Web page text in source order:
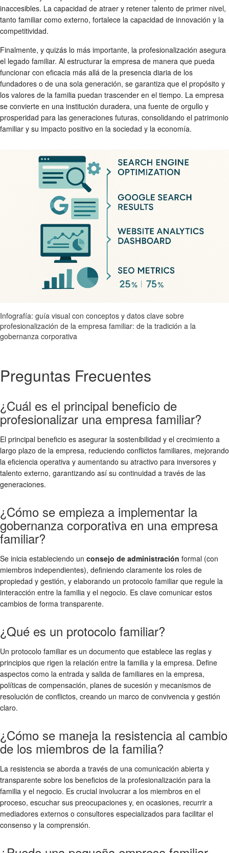
inaccesibles. La capacidad de atraer y retener talento de primer nivel,
tanto familiar como externo, fortalece la capacidad de innovación y la
competitividad.
Finalmente, y quizás lo más importante, la profesionalización asegura
el legado familiar. Al estructurar la empresa de manera que pueda
funcionar con eficacia más allá de la presencia diaria de los
fundadores o de una sola generación, se garantiza que el propósito y
los valores de la familia puedan trascender en el tiempo. La empresa
se convierte en una institución duradera, una fuente de orgullo y
prosperidad para las generaciones futuras, consolidando el patrimonio
familiar y su impacto positivo en la sociedad y la economía.
Infografía: guía visual con conceptos y datos clave sobre
profesionalización de la empresa familiar: de la tradición a la
gobernanza corporativa
Preguntas Frecuentes
¿Cuál es el principal beneficio de
profesionalizar una empresa familiar?
El principal beneficio es asegurar la sostenibilidad y el crecimiento a
largo plazo de la empresa, reduciendo conflictos familiares, mejorando
la eficiencia operativa y aumentando su atractivo para inversores y
talento externo, garantizando así su continuidad a través de las
generaciones.
¿Cómo se empieza a implementar la
gobernanza corporativa en una empresa
familiar?
Se inicia estableciendo un consejo de administración formal (con
miembros independientes), definiendo claramente los roles de
propiedad y gestión, y elaborando un protocolo familiar que regule la
interacción entre la familia y el negocio. Es clave comunicar estos
cambios de forma transparente.
¿Qué es un protocolo familiar?
Un protocolo familiar es un documento que establece las reglas y
principios que rigen la relación entre la familia y la empresa. Define
aspectos como la entrada y salida de familiares en la empresa,
políticas de compensación, planes de sucesión y mecanismos de
resolución de conflictos, creando un marco de convivencia y gestión
claro.
¿Cómo se maneja la resistencia al cambio
de los miembros de la familia?
La resistencia se aborda a través de una comunicación abierta y
transparente sobre los beneficios de la profesionalización para la
familia y el negocio. Es crucial involucrar a los miembros en el
proceso, escuchar sus preocupaciones y, en ocasiones, recurrir a
mediadores externos o consultores especializados para facilitar el
consenso y la comprensión.